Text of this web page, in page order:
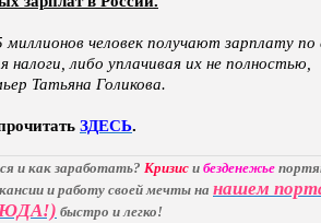
миллионов человек получают зарплату
налоги, либо уплачивая их не полностью,
Татьяна Голикова.
ЗДЕСЬ.
и как заработать? Кризис и безденежье
и работу своей мечты на нашем
быстро и легко!